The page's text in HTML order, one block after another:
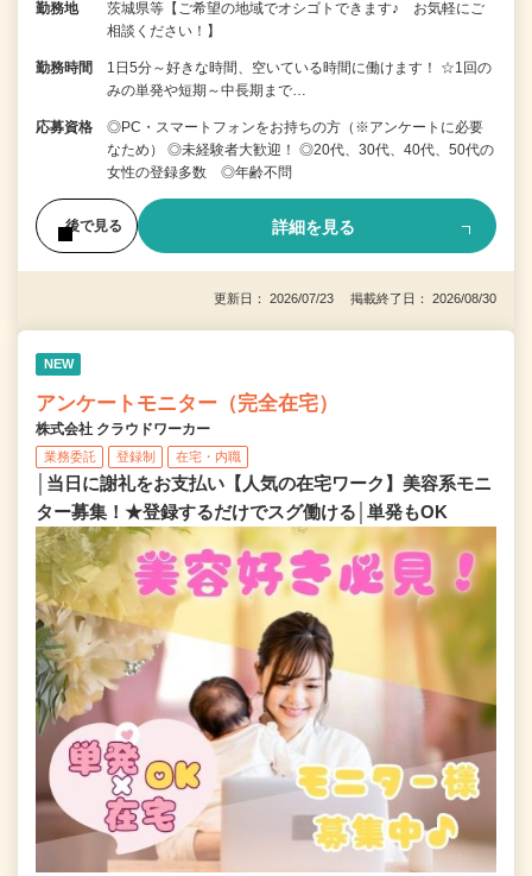
勤務地
茨城県等【ご希望の地域でオシゴトできます♪ お気軽にご
相談ください！】
勤務時間
1日5分～好きな時間、空いている時間に働けます！ ☆1回の
みの単発や短期～中長期まで…
応募資格
◎PC・スマートフォンをお持ちの方（※アンケートに必要
なため） ◎未経験者大歓迎！ ◎20代、30代、40代、50代の
女性の登録多数 ◎年齢不問
後で見る 詳細を見る
更新日： 2026/07/23 掲載終了日： 2026/08/30
NEW
アンケートモニター（完全在宅）
株式会社 クラウドワーカー
業務委託 登録制 在宅・内職
│当日に謝礼をお支払い【人気の在宅ワーク】美容系モニ
ター募集！★登録するだけでスグ働ける│単発もOK